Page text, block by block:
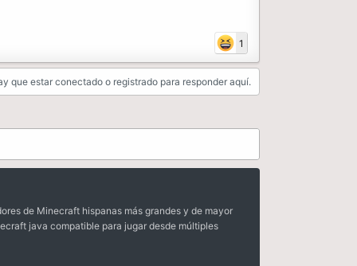
1
que estar conectado o registrado para responder aquí.
de Minecraft hispanas más grandes y de mayor
java compatible para jugar desde múltiples